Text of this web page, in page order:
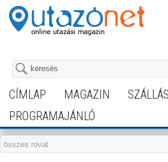
CÍMLAP MAGAZIN
PROGRAMAJÁNLÓ